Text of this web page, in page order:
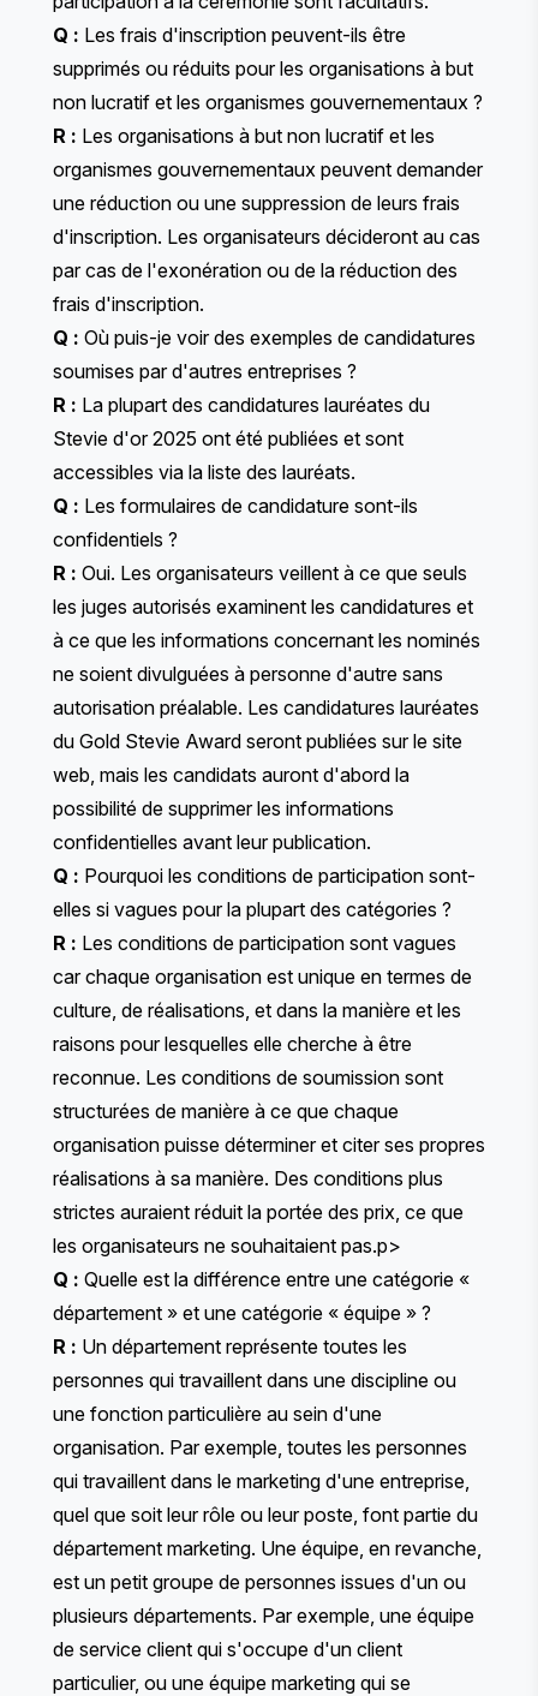
Q : Les frais d'inscription peuvent-ils être
supprimés ou réduits pour les organisations à but
non lucratif et les organismes gouvernementaux ?
R : Les organisations à but non lucratif et les
organismes gouvernementaux peuvent demander
une réduction ou une suppression de leurs frais
d'inscription. Les organisateurs décideront au cas
par cas de l'exonération ou de la réduction des
frais d'inscription.
Q : Où puis-je voir des exemples de candidatures
soumises par d'autres entreprises ?
R : La plupart des candidatures lauréates du
Stevie d'or 2025 ont été publiées et sont
accessibles via la liste des lauréats.
Q : Les formulaires de candidature sont-ils
confidentiels ?
R : Oui. Les organisateurs veillent à ce que seuls
les juges autorisés examinent les candidatures et
à ce que les informations concernant les nominés
ne soient divulguées à personne d'autre sans
autorisation préalable. Les candidatures lauréates
du Gold Stevie Award seront publiées sur le site
web, mais les candidats auront d'abord la
possibilité de supprimer les informations
confidentielles avant leur publication.
Q : Pourquoi les conditions de participation sont-
elles si vagues pour la plupart des catégories ?
R : Les conditions de participation sont vagues
car chaque organisation est unique en termes de
culture, de réalisations, et dans la manière et les
raisons pour lesquelles elle cherche à être
reconnue. Les conditions de soumission sont
structurées de manière à ce que chaque
organisation puisse déterminer et citer ses propres
réalisations à sa manière. Des conditions plus
strictes auraient réduit la portée des prix, ce que
les organisateurs ne souhaitaient pas.p>
Q : Quelle est la différence entre une catégorie «
département » et une catégorie « équipe » ?
R : Un département représente toutes les
personnes qui travaillent dans une discipline ou
une fonction particulière au sein d'une
organisation. Par exemple, toutes les personnes
qui travaillent dans le marketing d'une entreprise,
quel que soit leur rôle ou leur poste, font partie du
département marketing. Une équipe, en revanche,
est un petit groupe de personnes issues d'un ou
plusieurs départements. Par exemple, une équipe
de service client qui s'occupe d'un client
particulier, ou une équipe marketing qui se